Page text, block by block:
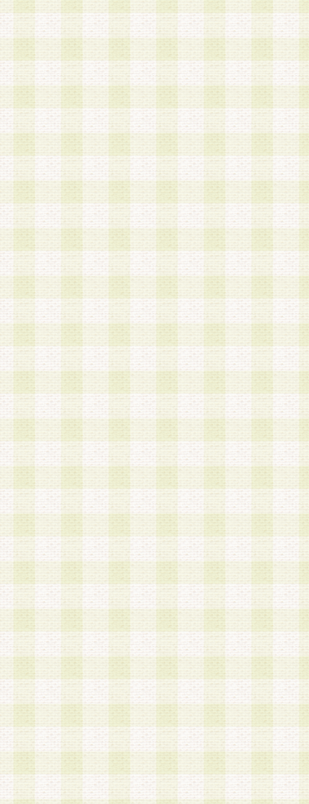
a.既に登録されている会員と同一のメールアドレ
録する場合
b.本サービスと同様のサービスを提供している企
業に従事していると思われる本人またはその家族
場合
c.その他当社が不適切と判断する場合
2.当社は、会員登録希望者を会員として承認する
した 場合、会員登録希望者による会員登録手続
による承認後の場合であっても、会員登録の取り
の抹消を、当社が適切と判 断する方法・手段に
とができるものとします。
3.会員登録希望者が18歳未満、成年被後見人、被
人 である場合は、親権者などの法定代理人の同
録を行うものとします。なお、義務教育学齢に該
者については、登録時に 当社が別途定める方法
権者による承認手続きを行うものとします。
第3条 会員の登録方法
1.会員登録手続きは、会員登録希望者本人が行う
る登録は一切認められないものとします。
2.会員登録希望者は、本規約に同意の後、当社指
画 面」において、当社が指定する必要事項を入
を行うものとします。当社は、会員登録を承認し
会員として本サービスを 受けるためのログイン
を付与します。
3.会員は、会員登録の際に申告する登録情報の全
いかなる虚偽の申告をも行ってはならないものと
4.会員は、複数のログインＩＤおよびパスワード
いものとします。
第4条 ログインIDおよびパスワードの管理
1.会員は、会員登録後、本サイト内にて本サービ
加する際には、前条に基づき当社から付与された
スワードを使用するものとします。
2.登録の際に当社が付与したログインIDおよびパ
の使用に関しては、全て会員本人がその責任を負
3.会員は、当社から付与されたログインIDおよび
貸与、名義変更、売買その他形態を問わず第三者
ならないものとします。
4.当社は、会員によるログインIDおよびパスワー
盗用など第三者の利用に伴う損害の発生について